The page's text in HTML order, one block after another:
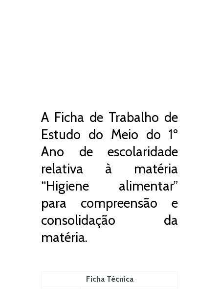
A Ficha de Trabalho de
Estudo do Meio do 1º
Ano de escolaridade
relativa à matéria
“Higiene alimentar”
para compreensão e
consolidação da
matéria.
Ficha Técnica